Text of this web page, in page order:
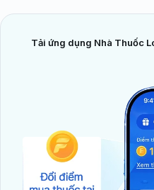
Tải ứng dụng Nhà Thuốc